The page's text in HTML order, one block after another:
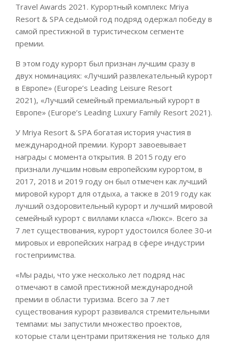
Travel Awards 2021. Курортный комплекс Mriya
Resort & SPA седьмой год подряд одержал победу в
самой престижной в туристическом сегменте
премии.
В этом году курорт был признан лучшим сразу в
двух номинациях: «Лучший развлекательный курорт
в Европе» (Europe’s Leading Leisure Resort
2021), «Лучший семейный премиальный курорт в
Европе» (Europe’s Leading Luxury Family Resort 2021).
У Mriya Resort & SPA богатая история участия в
международной премии. Курорт завоевывает
награды с момента открытия. В 2015 году его
признали лучшим новым европейским курортом, в
2017, 2018 и 2019 году он был отмечен как лучший
мировой курорт для отдыха, а также в 2019 году как
лучший оздоровительный курорт и лучший мировой
семейный курорт с виллами класса «Люкс». Всего за
7 лет существования, курорт удостоился более 30-и
мировых и европейских наград в сфере индустрии
гостеприимства.
«Мы рады, что уже несколько лет подряд нас
отмечают в самой престижной международной
премии в области туризма. Всего за 7 лет
существования курорт развивался стремительными
темпами: мы запустили множество проектов,
которые стали центрами притяжения не только для